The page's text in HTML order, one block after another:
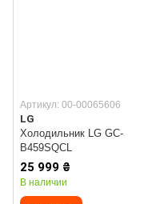
Артикул: 00-00065606
LG
Холодильник LG GC-
B459SQCL
25 999 ₴
В наличии